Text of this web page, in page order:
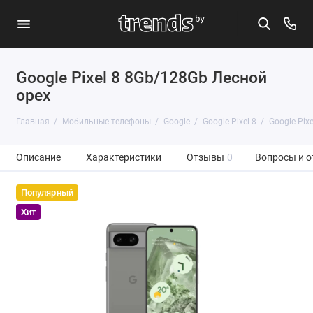
Google Pixel 8 8Gb/128Gb Лесной
орех
Главная Мобильные телефоны Google Google Pixel 8 Google
Описание Характеристики Отзывы 0 Вопросы и
Популярный
Хит